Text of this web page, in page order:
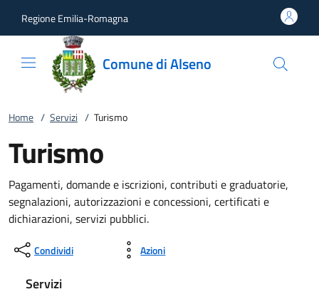
Regione Emilia-Romagna
Comune di Alseno
Home / Servizi / Turismo
Turismo
Pagamenti, domande e iscrizioni, contributi e graduatorie,
segnalazioni, autorizzazioni e concessioni, certificati e
dichiarazioni, servizi pubblici.
Condividi Azioni
Servizi